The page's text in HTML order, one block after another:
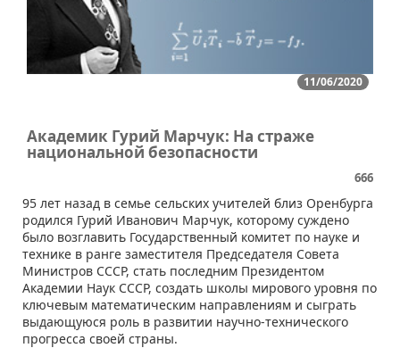
11/06/2020
Академик Гурий Марчук: На страже
национальной безопасности
666
​95 лет назад в семье сельских учителей близ Оренбурга
родился Гурий Иванович Марчук, которому суждено
было возглавить Государственный комитет по науке и
технике в ранге заместителя Председателя Совета
Министров СССР, стать последним Президентом
Академии Наук СССР, создать школы мирового уровня по
ключевым математическим направлениям и сыграть
выдающуюся роль в развитии научно-технического
прогресса своей страны.